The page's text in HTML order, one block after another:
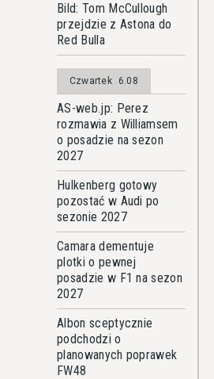
Bild: Tom McCullough
przejdzie z Astona do
Red Bulla
Czwartek 6.08
AS-web.jp: Perez
rozmawia z Williamsem
o posadzie na sezon
2027
Hulkenberg gotowy
pozostać w Audi po
sezonie 2027
Camara dementuje
plotki o pewnej
posadzie w F1 na sezon
2027
Albon sceptycznie
podchodzi o
planowanych poprawek
FW48